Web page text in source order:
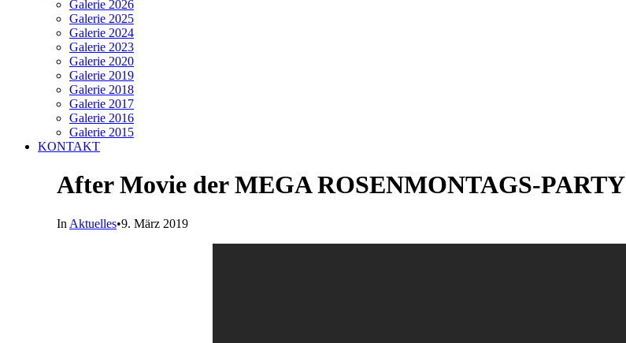
Galerie 2026
Galerie 2025
Galerie 2024
Galerie 2023
Galerie 2020
Galerie 2019
Galerie 2018
Galerie 2017
Galerie 2016
Galerie 2015
KONTAKT
After Movie der MEGA ROSENMONTAGS-PARTY
In Aktuelles•9. März 2019